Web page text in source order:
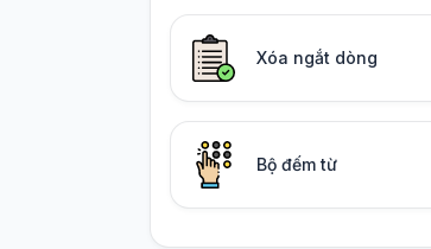
Xóa ngắt dòng
Bộ đếm từ